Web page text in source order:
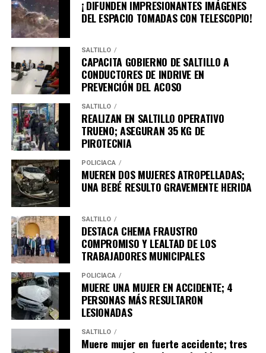
¡ DIFUNDEN IMPRESIONANTES IMÁGENES
DEL ESPACIO TOMADAS CON TELESCOPIO!
SALTILLO
CAPACITA GOBIERNO DE SALTILLO A
CONDUCTORES DE INDRIVE EN
PREVENCIÓN DEL ACOSO
SALTILLO
REALIZAN EN SALTILLO OPERATIVO
TRUENO; ASEGURAN 35 KG DE
PIROTECNIA
POLICÍACA
MUEREN DOS MUJERES ATROPELLADAS;
UNA BEBÉ RESULTO GRAVEMENTE HERIDA
SALTILLO
DESTACA CHEMA FRAUSTRO
COMPROMISO Y LEALTAD DE LOS
TRABAJADORES MUNICIPALES
POLICÍACA
MUERE UNA MUJER EN ACCIDENTE; 4
PERSONAS MÁS RESULTARON
LESIONADAS
SALTILLO
Muere mujer en fuerte accidente; tres